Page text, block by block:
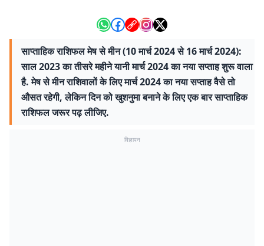
साप्ताहिक राशिफल मेष से मीन (10 मार्च 2024 से 16 मार्च 2024):
साल 2023 का तीसरे महीने यानी मार्च 2024 का नया सप्ताह शुरू वाला
है. मेष से मीन राशिवालों के लिए मार्च 2024 का नया सप्ताह वैसे तो
औसत रहेगी, लेकिन दिन को खुशनुमा बनाने के लिए एक बार साप्ताहिक
राशिफल जरूर पढ़ लीजिए.
विज्ञापन